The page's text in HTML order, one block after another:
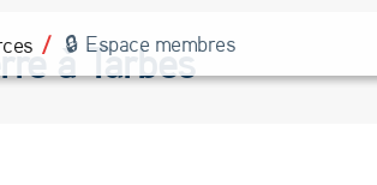
Espace membres
à Tarbes